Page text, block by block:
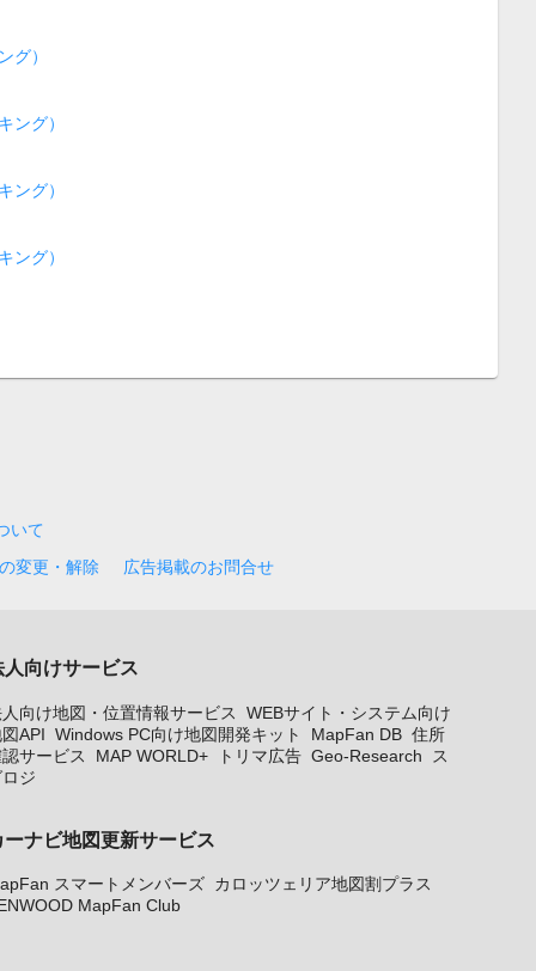
グ）
ング）
ング）
ング）
いて
変更・解除
広告掲載のお問合せ
人向けサービス
向け地図・位置情報サービス
WEBサイト・システム向け
API Windows PC向け地図開発キット MapFan DB 住所
サービス
MAP WORLD+ トリマ広告 Geo-Research
ス
ジ
ーナビ地図更新サービス
スマートメンバーズ カロッツェリア地図割プラス
MapFan Club